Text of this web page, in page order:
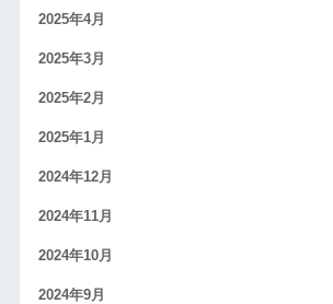
2025年4月
2025年3月
2025年2月
2025年1月
2024年12月
2024年11月
2024年10月
2024年9月